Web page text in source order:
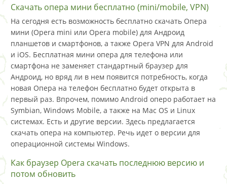
Скачать опера мини бесплатно (mini/mobile, VPN)
На сегодня есть возможность бесплатно скачать Опера
мини (Opera mini или Opera mobile) для Андроид
планшетов и смартфонов, а также Opera VPN для Android
и iOS. Бесплатная мини опера для телефона или
смартфона не заменяет стандартный браузер для
Андроид, но вряд ли в нем появится потребность, когда
новая Опера на телефон бесплатно будет открыта в
первый раз. Впрочем, помимо Android оперо работает на
Symbian, Windows Mobile, а также на Mac OS и Linux
системах. Есть и другие версии. Здесь предлагается
скачать опера на компьютер. Речь идет о версии для
операционной системы Windows.
Как браузер Opera скачать последнюю версию и
потом обновить